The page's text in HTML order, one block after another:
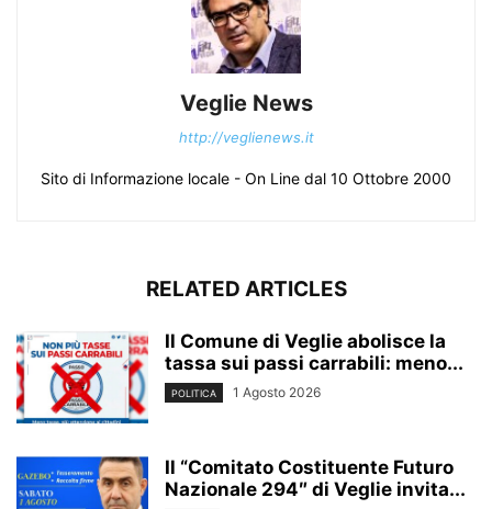
Veglie News
http://veglienews.it
Sito di Informazione locale - On Line dal 10 Ottobre 2000
RELATED ARTICLES
Il Comune di Veglie abolisce la
tassa sui passi carrabili: meno...
POLITICA 1 Agosto 2026
Il “Comitato Costituente Futuro
Nazionale 294″ di Veglie invita...